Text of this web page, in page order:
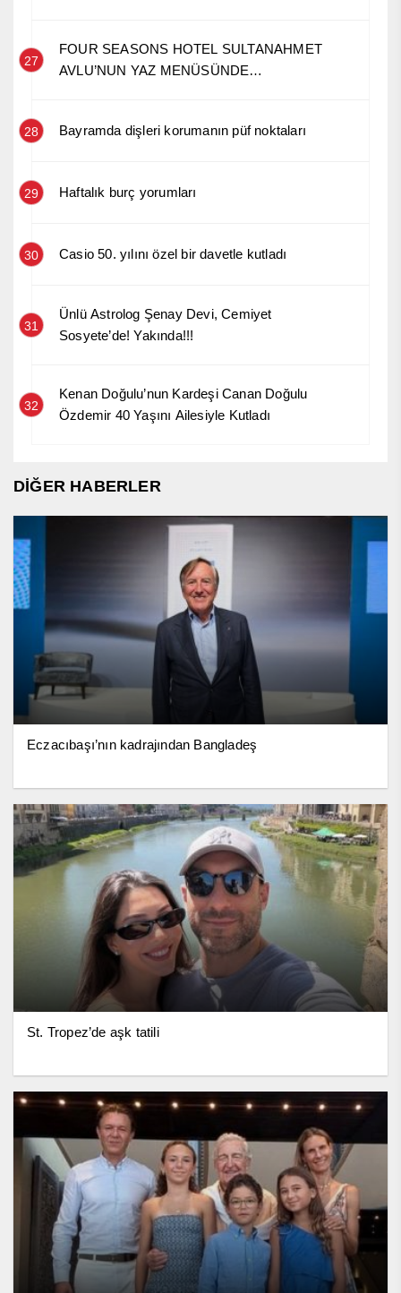
27
FOUR SEASONS HOTEL SULTANAHMET
AVLU’NUN YAZ MENÜSÜNDE
28 Bayramda dişleri korumanın püf noktaları
29 Haftalık burç yorumları
30 Casio 50. yılını özel bir davetle kutladı
31
Ünlü Astrolog Şenay Devi, Cemiyet
Sosyete’de! Yakında!!!
32
Kenan Doğulu’nun Kardeşi Canan Doğulu
Özdemir 40 Yaşını Ailesiyle Kutladı
DİĞER HABERLER
Eczacıbaşı’nın kadrajından Bangladeş
St. Tropez’de aşk tatili